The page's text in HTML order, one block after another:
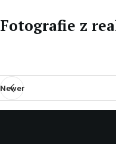
Fotografie z
Newer